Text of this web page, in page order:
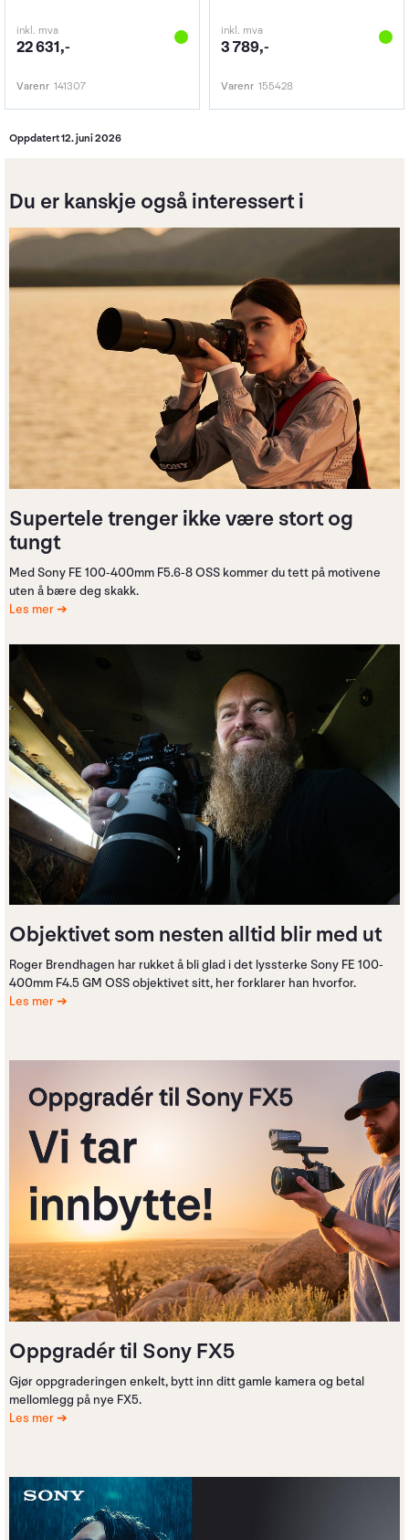
inkl. mva
22 631,-
Varenr 141307
inkl. mva
3 789,-
Varenr 155428
Oppdatert 12. juni 2026
Du er kanskje også interessert i
Supertele trenger ikke være stort og
tungt
Med Sony FE 100-400mm F5.6-8 OSS kommer du tett på motivene
uten å bære deg skakk.
Les mer
Objektivet som nesten alltid blir med ut
Roger Brendhagen har rukket å bli glad i det lyssterke Sony FE 100-
400mm F4.5 GM OSS objektivet sitt, her forklarer han hvorfor.
Les mer
Oppgradér til Sony FX5
Gjør oppgraderingen enkelt, bytt inn ditt gamle kamera og betal
mellomlegg på nye FX5.
Les mer